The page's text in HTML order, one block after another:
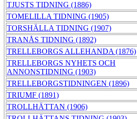
TJUSTS TIDNING (1886)
TOMELILLA TIDNING (1905)
TORSHÄLLA TIDNING (1907)
TRANÅS TIDNING (1892)
TRELLEBORGS ALLEHANDA (1876)
TRELLEBORGS NYHETS OCH
ANNONSTIDNING (1903)
TRELLEBORGSTIDNINGEN (1896)
TRIUMF (1891)
TROLLHÄTTAN (1906)